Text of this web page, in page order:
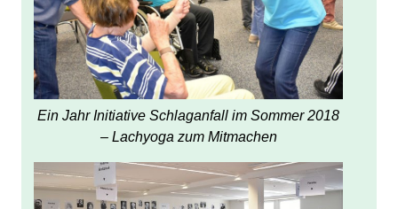
Ein Jahr Initiative Schlaganfall im Sommer 2018
– Lachyoga zum Mitmachen